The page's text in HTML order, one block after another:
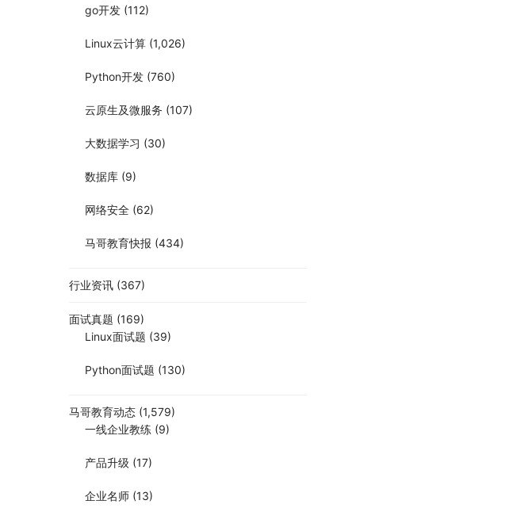
go开发 (112)
Linux云计算 (1,026)
Python开发 (760)
云原生及微服务 (107)
大数据学习 (30)
数据库 (9)
网络安全 (62)
马哥教育快报 (434)
行业资讯 (367)
面试真题 (169)
Linux面试题 (39)
Python面试题 (130)
马哥教育动态 (1,579)
一线企业教练 (9)
产品升级 (17)
企业名师 (13)